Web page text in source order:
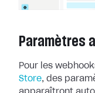
Paramètres
Pour les
Store, des